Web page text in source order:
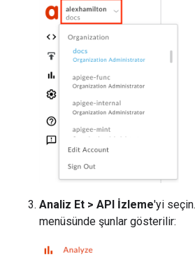
Analiz Et > API İzleme'yi
menüsünde şunlar gösterilir: